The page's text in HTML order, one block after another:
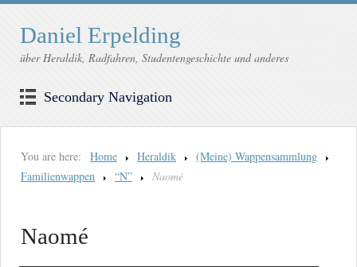
Daniel Erpelding
über Heraldik, Radfahren, Studentengeschichte und anderes
Secondary Navigation
You are here: Home Heraldik
(Meine) Wappensammlung
Familienwappen
“N” Naomé
Naomé